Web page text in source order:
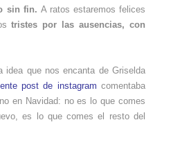
sin fin. A ratos estaremos felices
tristes por las ausencias, con
idea que nos encanta de Griselda
post de instagram comentaba
en Navidad: no es lo que comes
es lo que comes el resto del